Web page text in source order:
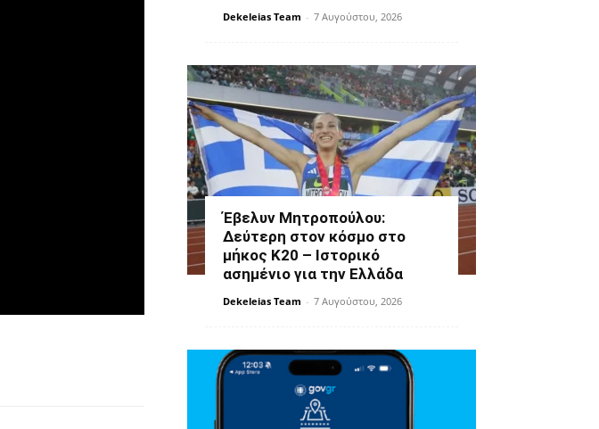
Dekeleias Team - 7 Αυγούστου, 2026
Έβελυν Μητροπούλου:
Δεύτερη στον κόσμο στο
μήκος Κ20 – Ιστορικό
ασημένιο για την Ελλάδα
Dekeleias Team - 7 Αυγούστου, 2026